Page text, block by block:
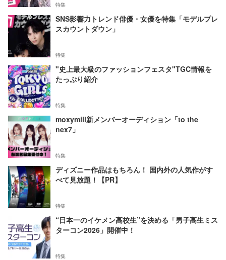
特集
SNS影響力トレンド俳優・女優を特集「モデルプレ
スカウントダウン」
特集
"史上最大級のファッションフェスタ"TGC情報を
たっぷり紹介
特集
moxymill新メンバーオーディション「to the
nex7」
特集
ディズニー作品はもちろん！ 国内外の人気作がす
べて見放題！【PR】
特集
“日本一のイケメン高校生”を決める「男子高生ミス
ターコン2026」開催中！
特集